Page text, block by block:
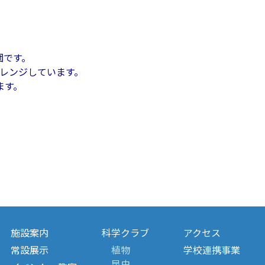
す。
ジしています。
。
施設案内
常設展示
科学クラブ
植物
アクセス
学校連携事業